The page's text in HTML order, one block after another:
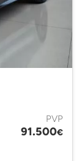
PVP
91.500€